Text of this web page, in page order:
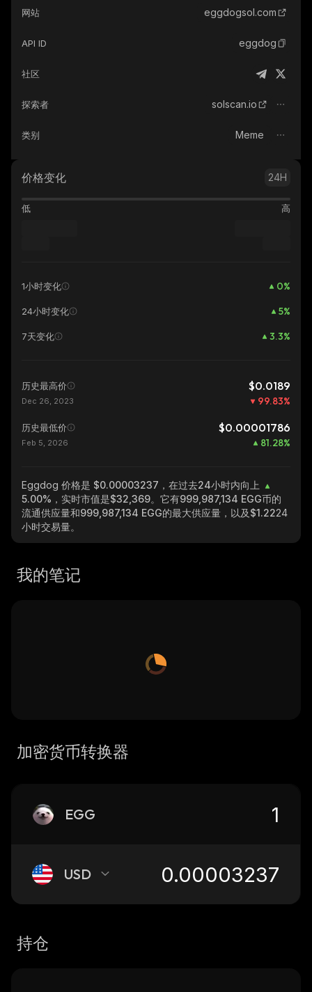
网站 eggdogsol.com
API ID eggdog
社区
探索者 solscan.io
类别 Meme
价格变化 24H
低 高
1小时变化 0%
24小时变化 5%
7天变化 3.3%
历史最高价 $0.0189
Dec 26, 2023 99.83%
历史最低价 $0.00001786
Feb 5, 2026 81.28%
Eggdog 价格是 $0.00003237，在过去24小时内向上
5.00% ，实时市值是$32,369。它有999,987,134 EGG币的
流通供应量和999,987,134 EGG的最大供应量，以及$1.2224
小时交易量。
我的笔记
加密货币转换器
EGG
USD
持仓